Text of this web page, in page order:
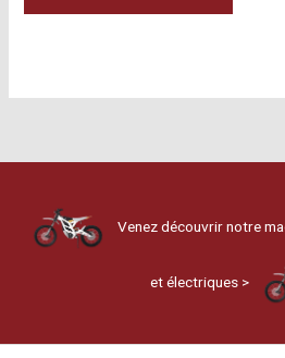
Venez découvrir notre
et électriques >